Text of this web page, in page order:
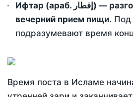
Ифтар (араб. إفطار) — разговение - это
вечерний прием пищи. Под
подразумевают время
Время поста в Исламе